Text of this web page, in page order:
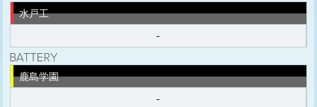
水戸工
-
鹿島学園
-